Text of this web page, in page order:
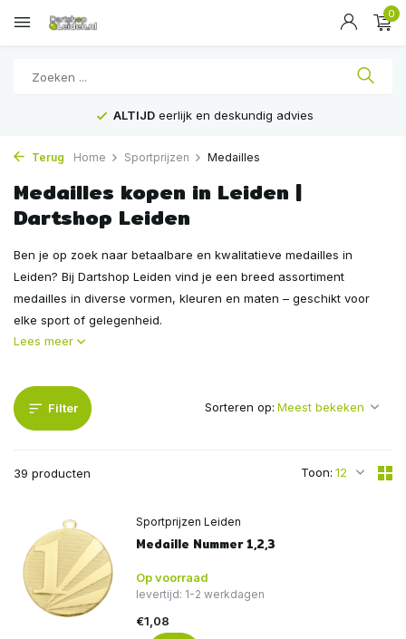
0
Voor16:00 besteld, isVANDAAGverstuurd
Terug Home Sportprijzen Medailles
Medailles kopen in Leiden |
Dartshop Leiden
Ben je op zoek naar betaalbare en kwalitatieve medailles in
Leiden? Bij Dartshop Leiden vind je een breed assortiment
medailles in diverse vormen, kleuren en maten – geschikt voor
elke sport of gelegenheid.
Lees meer
Filter
39 producten Toon:
Sorteren op:
Sportprijzen Leiden
Medaille Nummer 1,2,3
Op voorraad
levertijd: 1-2 werkdagen
€1,08